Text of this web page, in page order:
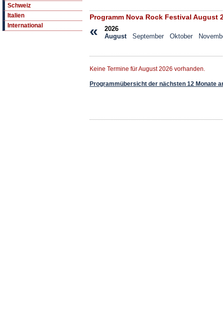
Schweiz
Italien
International
Programm Nova Rock Festival August
«
2026
August
September Oktober
Keine Termine für August 2026 vorhanden.
Programmübersicht der nächsten 12 Monate